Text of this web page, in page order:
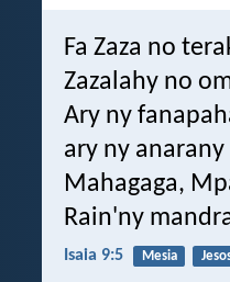
Fa Zaza no
Zazalahy no
Ary ny
ary ny
Mahagaga,
Rain'ny
Isaia 9:5 Mesia